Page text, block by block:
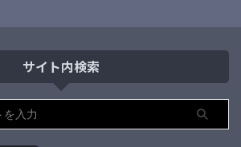
サイト内検索